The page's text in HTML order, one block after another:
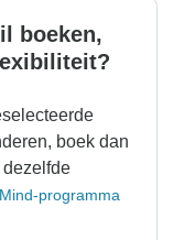
boeken,
boek dan
programma